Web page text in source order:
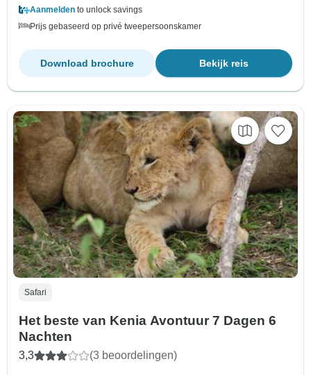
Aanmelden to unlock savings
Prijs gebaseerd op privé tweepersoonskamer
Bekijk reis
Download brochure
Safari
Het beste van Kenia Avontuur 7 Dagen 6
Nachten
3,3 (3 beoordelingen)